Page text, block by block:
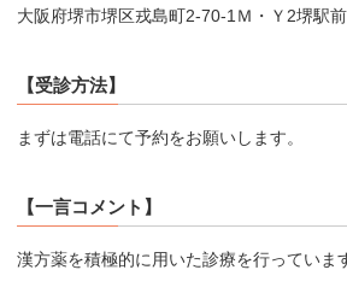
大阪府堺市堺区戎島町2-70-1Ｍ・Ｙ2堺駅
【受診方法】
まずは電話にて予約をお願いします。
【一言コメント】
漢方薬を積極的に用いた診療を行っていま